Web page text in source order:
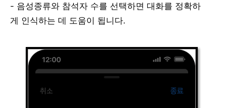
- 음성종류와 참석자 수를 선택하면 대화를 정확하
게 인식하는 데 도움이 됩니다.